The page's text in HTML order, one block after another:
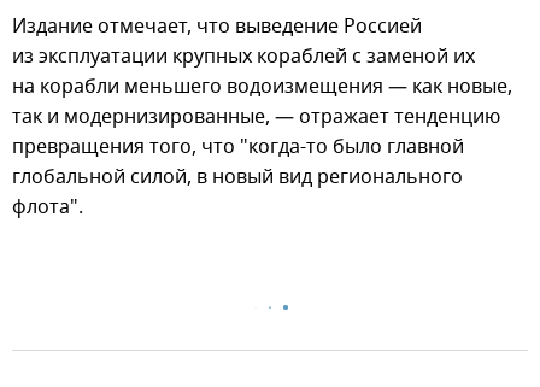
Издание отмечает, что выведение Россией
из эксплуатации крупных кораблей с заменой их
на корабли меньшего водоизмещения — как новые,
так и модернизированные, — отражает тенденцию
превращения того, что "когда-то было главной
глобальной силой, в новый вид регионального
флота".